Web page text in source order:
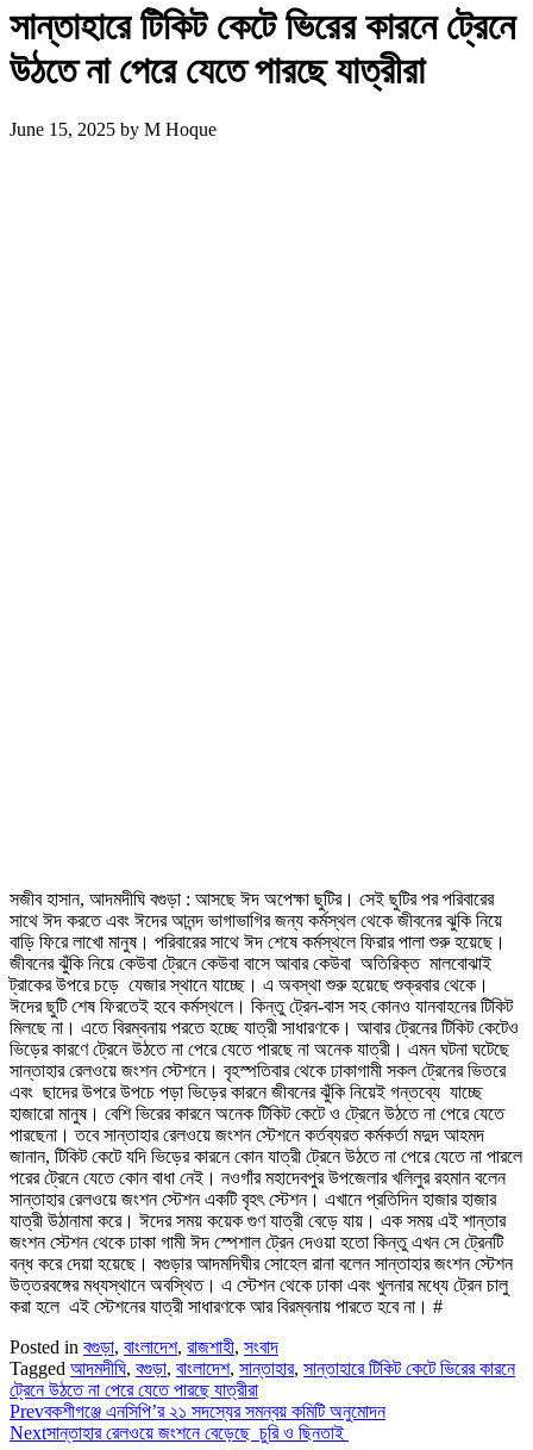
সান্তাহারে টিকিট কেটে ভিরের কারনে ট্রেনে
উঠতে না পেরে যেতে পারছে যাত্রীরা
June 15, 2025 by M Hoque
সজীব হাসান, আদমদীঘি বগুড়া : আসছে ঈদ অপেক্ষা ছুটির। সেই ছুটির পর পরিবারের
সাথে ঈদ করতে এবং ঈদের আনন্দ ভাগাভাগির জন্য কর্মস্থল থেকে জীবনের ঝুকি নিয়ে
বাড়ি ফিরে লাখো মানুষ। পরিবারের সাথে ঈদ শেষে কর্মস্থলে ফিরার পালা শুরু হয়েছে।
জীবনের ঝুঁকি নিয়ে কেউবা ট্রেনে কেউবা বাসে আবার কেউবা অতিরিক্ত মালবোঝাই
ট্রাকের উপরে চড়ে যেজার স্থানে যাচ্ছে। এ অবস্থা শুরু হয়েছে শুক্রবার থেকে।
ঈদের ছুটি শেষ ফিরতেই হবে কর্মস্থলে। কিন্তু ট্রেন-বাস সহ কোনও যানবাহনের টিকিট
মিলছে না। এতে বিরম্বনায় পরতে হচ্ছে যাত্রী সাধারণকে। আবার ট্রেনের টিকিট কেটেও
ভিড়ের কারণে ট্রেনে উঠতে না পেরে যেতে পারছে না অনেক যাত্রী। এমন ঘটনা ঘটেছে
সান্তাহার রেলওয়ে জংশন স্টেশনে। বৃহস্পতিবার থেকে ঢাকাগামী সকল ট্রেনের ভিতরে
এবং ছাদের উপরে উপচে পড়া ভিড়ের কারনে জীবনের ঝুঁকি নিয়েই গন্তব্যে যাচ্ছে
হাজারো মানুষ। বেশি ভিরের কারনে অনেক টিকিট কেটে ও ট্রেনে উঠতে না পেরে যেতে
পারছেনা। তবে সান্তাহার রেলওয়ে জংশন স্টেশনে কর্তব্যরত কর্মকর্তা মদুদ আহমদ
জানান, টিকিট কেটে যদি ভিড়ের কারনে কোন যাত্রী ট্রেনে উঠতে না পেরে যেতে না পারলে
পরের ট্রেনে যেতে কোন বাধা নেই। নওগাঁর মহাদেবপুর উপজেলার খলিলুর রহমান বলেন
সান্তাহার রেলওয়ে জংশন স্টেশন একটি বৃহৎ স্টেশন। এখানে প্রতিদিন হাজার হাজার
যাত্রী উঠানামা করে। ঈদের সময় কয়েক গুণ যাত্রী বেড়ে যায়। এক সময় এই শান্তার
জংশন স্টেশন থেকে ঢাকা গামী ঈদ স্পেশাল ট্রেন দেওয়া হতো কিন্তু এখন সে ট্রেনটি
বন্ধ করে দেয়া হয়েছে। বগুড়ার আদমদিঘীর সোহেল রানা বলেন সান্তাহার জংশন স্টেশন
উত্তরবঙ্গের মধ্যস্থানে অবস্থিত। এ স্টেশন থেকে ঢাকা এবং খুলনার মধ্যে ট্রেন চালু
করা হলে এই স্টেশনের যাত্রী সাধারণকে আর বিরম্বনায় পারতে হবে না। #
Posted in বগুড়া, বাংলাদেশ, রাজশাহী, সংবাদ
Tagged আদমদীঘি, বগুড়া, বাংলাদেশ, সান্তাহার, সান্তাহারে টিকিট কেটে ভিরের কারনে
ট্রেনে উঠতে না পেরে যেতে পারছে যাত্রীরা
Prevবকশীগঞ্জে এনসিপি’র ২১ সদস্যের সমন্বয় কমিটি অনুমোদন
Nextসান্তাহার রেলওয়ে জংশনে বেড়েছে চুরি ও ছিনতাই